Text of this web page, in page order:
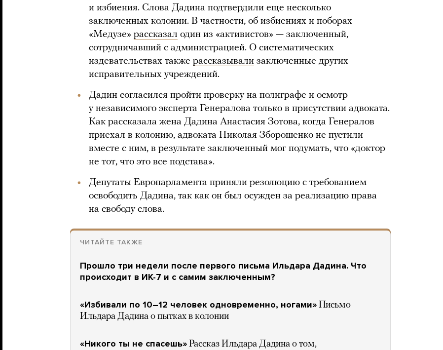
и избиения. Слова Дадина подтвердили еще несколько
заключенных колонии. В частности, об избиениях и поборах
«Медузе» рассказал один из «активистов» — заключенный,
сотрудничавший с администрацией. О систематических
издевательствах также рассказывали заключенные других
исправительных учреждений.
Дадин согласился пройти проверку на полиграфе и осмотр
у независимого эксперта Генералова только в присутствии адвоката.
Как рассказала жена Дадина Анастасия Зотова, когда Генералов
приехал в колонию, адвоката Николая Зборошенко не пустили
вместе с ним, в результате заключенный мог подумать, что «доктор
не тот, что это все подстава».
Депутаты Европарламента приняли резолюцию с требованием
освободить Дадина, так как он был осужден за реализацию права
на свободу слова.
ЧИТАЙТЕ ТАКЖЕ
Прошло три недели после первого письма Ильдара Дадина. Что
происходит в ИК-7 и с самим заключенным?
«Избивали по 10–12 человек одновременно, ногами» Письмо
Ильдара Дадина о пытках в колонии
«Никого ты не спасешь» Рассказ Ильдара Дадина о том,